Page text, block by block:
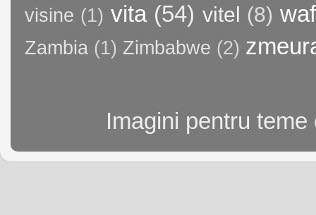
visine (1) vita (54) vitel (8)
Zambia (1) Zimbabwe (2)
Imagini pentru